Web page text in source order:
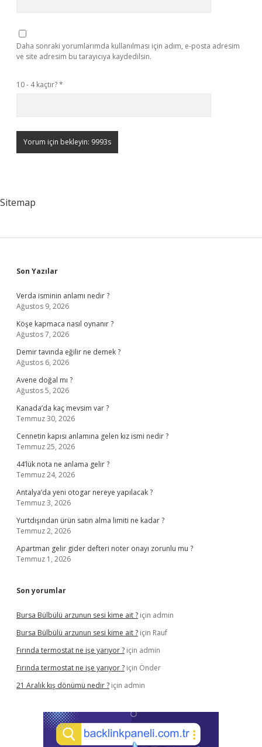
Daha sonraki yorumlarımda kullanılması için adım, e-posta adresim
ve site adresim bu tarayıcıya kaydedilsin.
10 - 4 kaçtır?*
Sitemap
Sidebar
Son Yazılar
Verda isminin anlamı nedir ?
Ağustos 9, 2026
Köşe kapmaca nasıl oynanır ?
Ağustos 7, 2026
Demir tavında eğilir ne demek ?
Ağustos 6, 2026
Avene doğal mı ?
Ağustos 5, 2026
Kanada’da kaç mevsim var ?
Temmuz 30, 2026
Cennetin kapısı anlamına gelen kız ismi nedir ?
Temmuz 25, 2026
44’lük nota ne anlama gelir ?
Temmuz 24, 2026
Antalya’da yeni otogar nereye yapılacak ?
Temmuz 3, 2026
Yurtdışından ürün satın alma limiti ne kadar ?
Temmuz 2, 2026
Apartman gelir gider defteri noter onayı zorunlu mu ?
Temmuz 1, 2026
Son yorumlar
Bursa Bülbülü arzunun sesi kime ait ? için admin
Bursa Bülbülü arzunun sesi kime ait ? için Rauf
Fırında termostat ne işe yarıyor ? için admin
Fırında termostat ne işe yarıyor ? için Önder
21 Aralık kış dönümü nedir ? için admin